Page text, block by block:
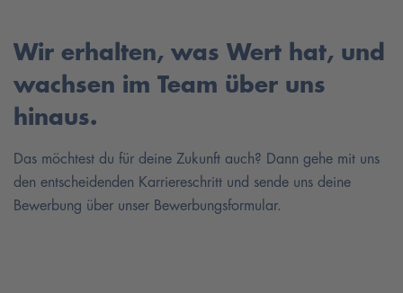
Wir erhalten, was Wert hat, und
wachsen im Team über uns
hinaus.
Das möchtest du für deine Zukunft auch? Dann gehe mit uns
den entscheidenden Karriereschritt und sende uns deine
Bewerbung über unser Bewerbungsformular.